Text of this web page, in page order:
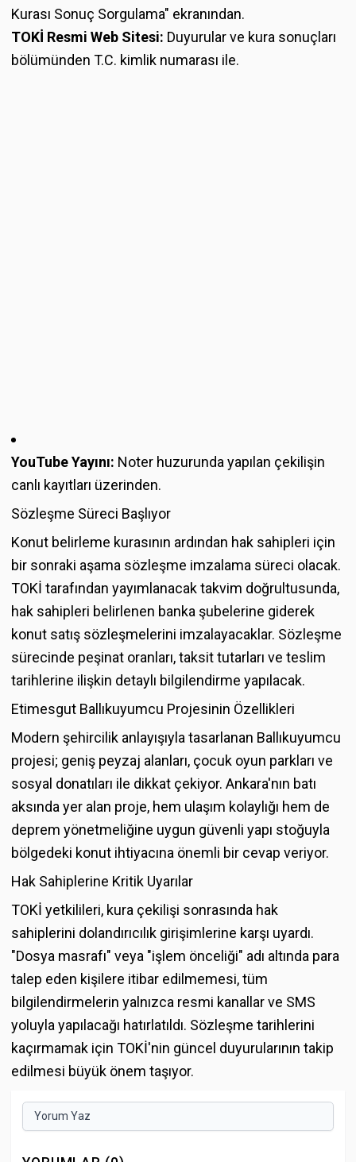
Kurası Sonuç Sorgulama" ekranından.
TOKİ Resmi Web Sitesi: Duyurular ve kura sonuçları
bölümünden T.C. kimlik numarası ile.
YouTube Yayını: Noter huzurunda yapılan çekilişin
canlı kayıtları üzerinden.
Sözleşme Süreci Başlıyor
Konut belirleme kurasının ardından hak sahipleri için
bir sonraki aşama sözleşme imzalama süreci olacak.
TOKİ tarafından yayımlanacak takvim doğrultusunda,
hak sahipleri belirlenen banka şubelerine giderek
konut satış sözleşmelerini imzalayacaklar. Sözleşme
sürecinde peşinat oranları, taksit tutarları ve teslim
tarihlerine ilişkin detaylı bilgilendirme yapılacak.
Etimesgut Ballıkuyumcu Projesinin Özellikleri
Modern şehircilik anlayışıyla tasarlanan Ballıkuyumcu
projesi; geniş peyzaj alanları, çocuk oyun parkları ve
sosyal donatıları ile dikkat çekiyor. Ankara'nın batı
aksında yer alan proje, hem ulaşım kolaylığı hem de
deprem yönetmeliğine uygun güvenli yapı stoğuyla
bölgedeki konut ihtiyacına önemli bir cevap veriyor.
Hak Sahiplerine Kritik Uyarılar
TOKİ yetkilileri, kura çekilişi sonrasında hak
sahiplerini dolandırıcılık girişimlerine karşı uyardı.
"Dosya masrafı" veya "işlem önceliği" adı altında para
talep eden kişilere itibar edilmemesi, tüm
bilgilendirmelerin yalnızca resmi kanallar ve SMS
yoluyla yapılacağı hatırlatıldı. Sözleşme tarihlerini
kaçırmamak için TOKİ'nin güncel duyurularının takip
edilmesi büyük önem taşıyor.
Yorum Yaz